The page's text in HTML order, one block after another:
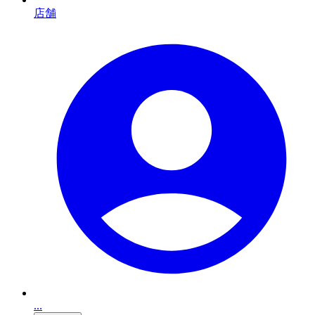
店舗
...